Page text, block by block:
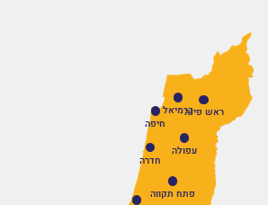
חיפה
פתח תקווה
חדרה
עפולה
ראש פינהכרמיאל